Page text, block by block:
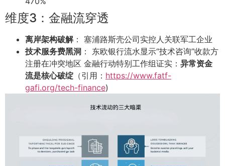
维度3：金融流穿透
离岸架构破解： 塞浦路斯壳公司实控人关联军工企业
技术服务费黑洞 ： 东欧银行流水显示“技术咨询”收款方
注册在冲突地区 金融行动特别工作组证实： 异常资金
流是核心破绽 （引用： https://www.fatf-
gafi.org/tech-finance)